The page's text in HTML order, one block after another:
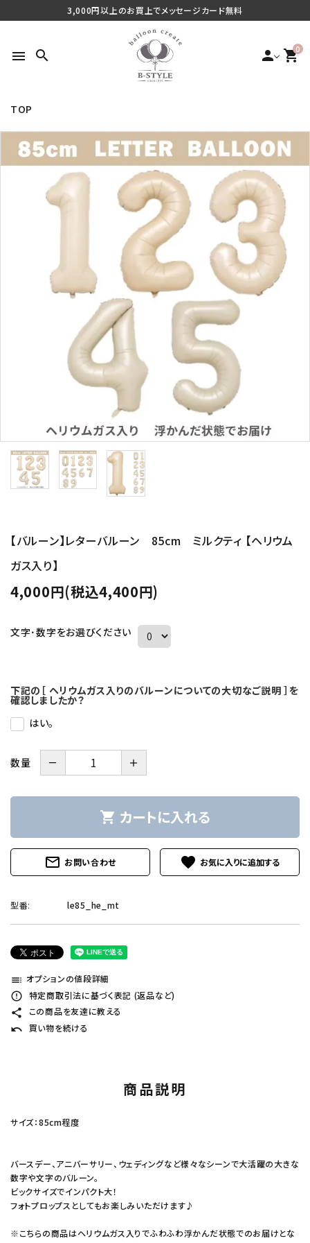
3,000円以上のお買上でメッセージカード無料
menu search person 0
shopping_cart
最近チェックした商品
価格から探す
meeting_room ログイン person 新規会員登録
TOP
【バルーン】レターバルーン 85cm ミルクティ 【ヘリウム
ガス入り】
4,000円(税込4,400円)
文字･数字をお選びください
下記の［ ヘリウムガス入りのバルーンについての大切なご説明 ］を
確認しましたか？
はい。
数量 － ＋
shopping_cart カートに入れる
mail_outline お問い合わせ favorite
型番: le85_he_mt
toc オプションの値段詳細
error_outline 特定商取引法に基づく表記 (返品など)
share この商品を友達に教える
undo 買い物を続ける
商品説明
サイズ：85cm程度
バースデー、アニバーサリー、ウェディングなど様々なシーンで大活躍の大きな
数字や文字のバルーン。
ビックサイズでインパクト大！
フォトプロップスとしてもお楽しみいただけます♪
※こちらの商品はヘリウムガス入りでふわふわ浮かんだ状態でのお届けとな